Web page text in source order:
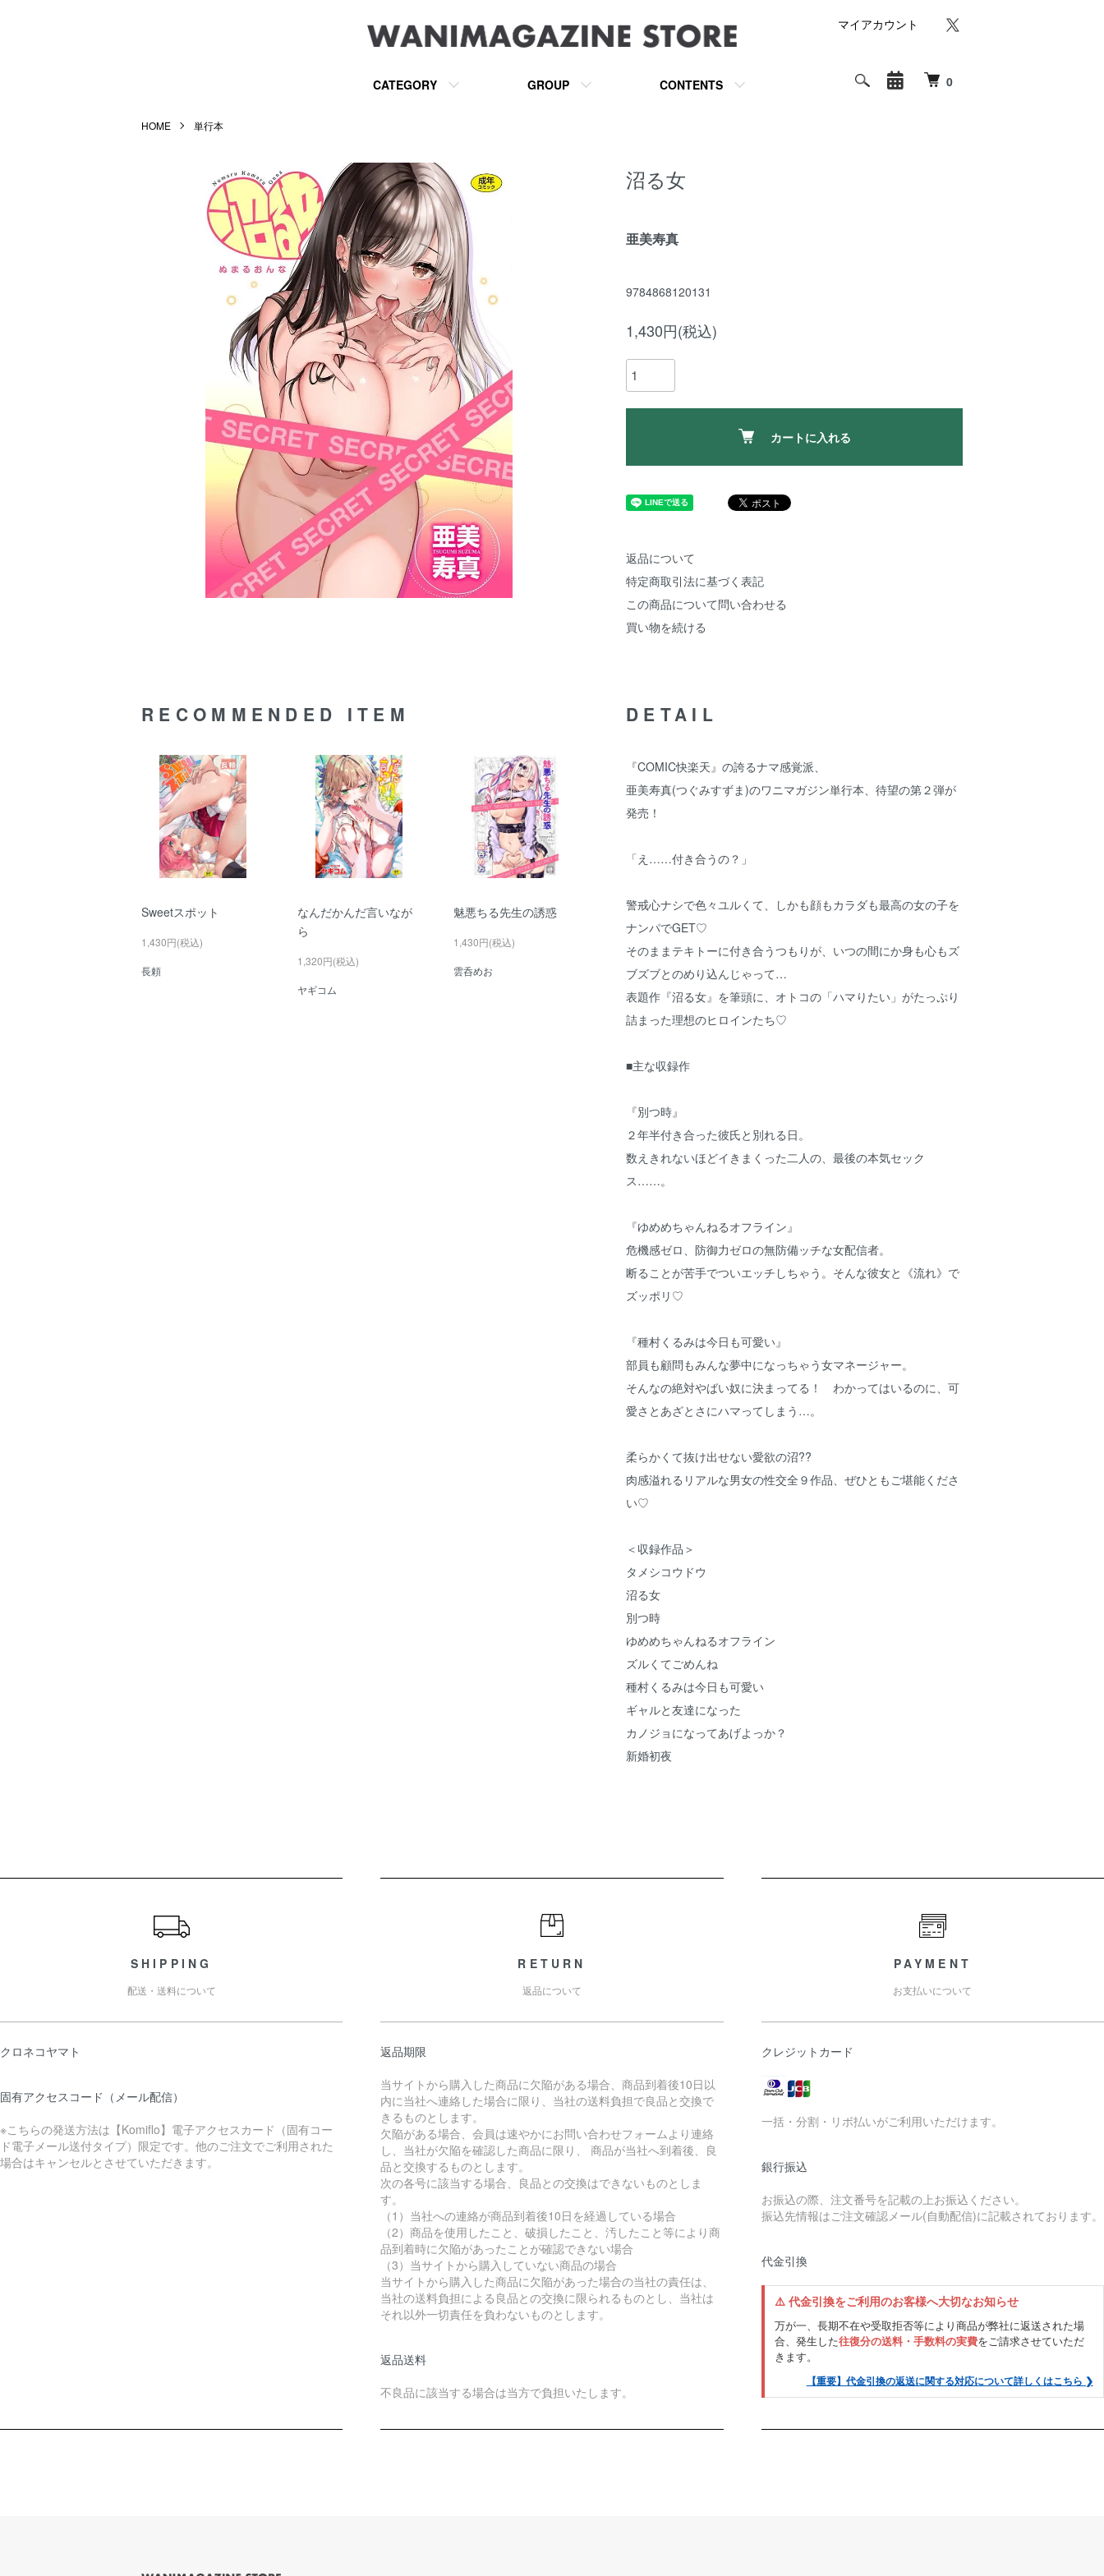
0
CATEGORY GROUP CONTENTS
マイアカウント
HOME 単行本
沼る女
亜美寿真
9784868120131
1,430円(税込)
カートに入れる
返品について
特定商取引法に基づく表記
この商品について問い合わせる
買い物を続ける
DETAIL
『COMIC快楽天』の誇るナマ感覚派、
亜美寿真(つぐみすずま)のワニマガジン単行本、待望の第２弾が
発売！
「え……付き合うの？」
警戒心ナシで色々ユルくて、しかも顔もカラダも最高の女の子を
ナンパでGET♡
そのままテキトーに付き合うつもりが、いつの間にか身も心もズ
ブズブとのめり込んじゃって…
表題作『沼る女』を筆頭に、オトコの「ハマりたい」がたっぷり
詰まった理想のヒロインたち♡
■主な収録作
『別つ時』
２年半付き合った彼氏と別れる日。
数えきれないほどイきまくった二人の、最後の本気セック
ス……。
『ゆめめちゃんねるオフライン』
危機感ゼロ、防御力ゼロの無防備ッチな女配信者。
断ることが苦手でついエッチしちゃう。そんな彼女と《流れ》で
ズッポリ♡
『種村くるみは今日も可愛い』
部員も顧問もみんな夢中になっちゃう女マネージャー。
そんなの絶対やばい奴に決まってる！ わかってはいるのに、可
愛さとあざとさにハマってしまう…。
柔らかくて抜け出せない愛欲の沼??
肉感溢れるリアルな男女の性交全９作品、ぜひともご堪能くださ
い♡
＜収録作品＞
タメシコウドウ
沼る女
別つ時
ゆめめちゃんねるオフライン
ズルくてごめんね
種村くるみは今日も可愛い
ギャルと友達になった
カノジョになってあげよっか？
新婚初夜
RECOMMENDED ITEM
Sweetスポット
1,430円(税込)
長頼
なんだかんだ言いなが
ら
1,320円(税込)
ヤギコム
魅悪ちる先生の誘惑
1,430円(税込)
雲呑めお
SHIPPING
配送・送料について
クロネコヤマト
固有アクセスコード（メール配信）
※こちらの発送方法は【Komiflo】電子アクセスカード（固有コー
ド電子メール送付タイプ）限定です。他のご注文でご利用された
場合はキャンセルとさせていただきます。
RETURN
返品について
返品期限
当サイトから購入した商品に欠陥がある場合、商品到着後10日以
内に当社へ連絡した場合に限り、当社の送料負担で良品と交換で
きるものとします。
欠陥がある場合、会員は速やかにお問い合わせフォームより連絡
し、当社が欠陥を確認した商品に限り、 商品が当社へ到着後、良
品と交換するものとします。
次の各号に該当する場合、良品との交換はできないものとしま
す。
（1）当社への連絡が商品到着後10日を経過している場合
（2）商品を使用したこと、破損したこと、汚したこと等により商
品到着時に欠陥があったことが確認できない場合
（3）当サイトから購入していない商品の場合
当サイトから購入した商品に欠陥があった場合の当社の責任は、
当社の送料負担による良品との交換に限られるものとし、当社は
それ以外一切責任を負わないものとします。
返品送料
不良品に該当する場合は当方で負担いたします。
PAYMENT
お支払いについて
クレジットカード
一括・分割・リボ払いがご利用いただけます。
銀行振込
お振込の際、注文番号を記載の上お振込ください。
振込先情報はご注文確認メール(自動配信)に記載されております。
代金引換
⚠️ 代金引換をご利用のお客様へ大切なお知らせ
万が一、長期不在や受取拒否等により商品が弊社に返送された場
合、発生した往復分の送料・手数料の実費をご請求させていただ
きます。
【重要】代金引換の返送に関する対応について詳しくはこちら ❯